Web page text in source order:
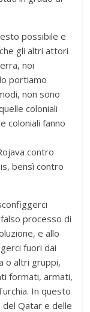
possibile e
gli altri attori
noi
portiamo
non sono
coloniali
coloniali fanno
contro
bensì contro
processo di
e allo
fuori dai
o altri gruppi,
formati, armati,
In questo
del Qatar e delle